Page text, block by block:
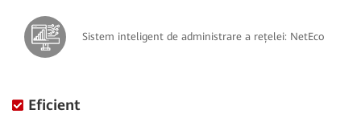
Sistem inteligent de administrare a rețelei: NetEco
Eficient